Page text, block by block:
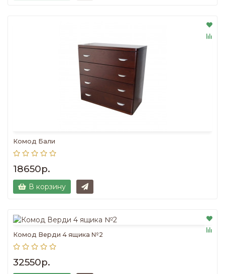
Комод Бали
18650р.
В корзину
Комод Верди 4 ящика №2
32550р.